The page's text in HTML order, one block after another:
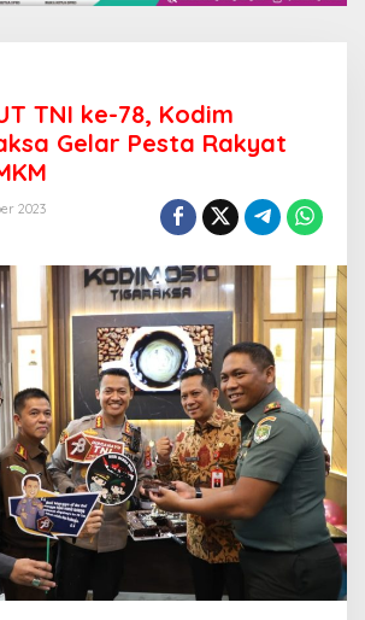
TNI ke-78, Kodim
Gelar Pesta Rakyat
2023